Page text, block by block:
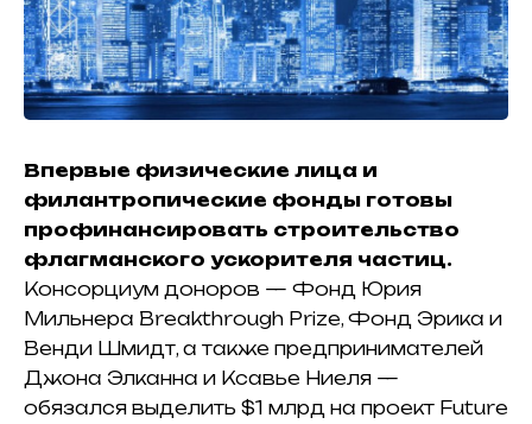
Впервые физические лица и
филантропические фонды готовы
профинансировать строительство
флагманского ускорителя частиц.
Консорциум доноров — Фонд Юрия
Мильнера Breakthrough Prize, Фонд Эрика и
Венди Шмидт, а также предпринимателей
Джона Элканна и Ксавье Ниеля —
обязался выделить $1 млрд на проект Future